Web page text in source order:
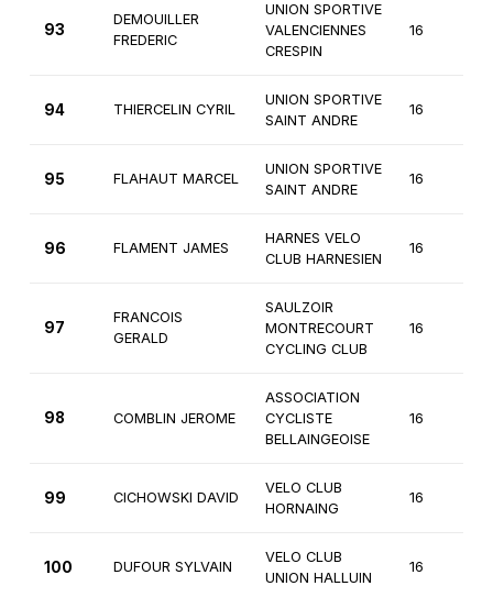
93
DEMOUILLER
FREDERIC
UNION SPORTIVE
VALENCIENNES
CRESPIN
16
94 THIERCELIN CYRIL
UNION SPORTIVE
SAINT ANDRE
16
95 FLAHAUT MARCEL
UNION SPORTIVE
SAINT ANDRE
16
96 FLAMENT JAMES
HARNES VELO
CLUB HARNESIEN
16
97
FRANCOIS
GERALD
SAULZOIR
MONTRECOURT
CYCLING CLUB
16
98 COMBLIN JEROME
ASSOCIATION
CYCLISTE
BELLAINGEOISE
16
99 CICHOWSKI DAVID
VELO CLUB
HORNAING
16
100 DUFOUR SYLVAIN
VELO CLUB
UNION HALLUIN
16